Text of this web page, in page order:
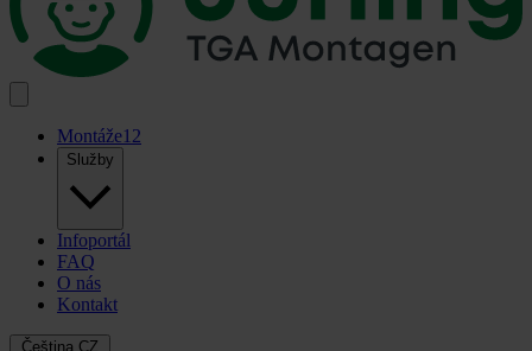
Montáže12
Služby
Infoportál
FAQ
O nás
Kontakt
Čeština CZ